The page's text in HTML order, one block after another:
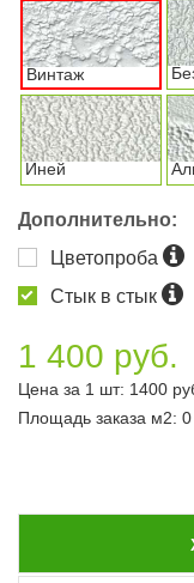
Винтаж
Иней
Дополнительно:
Цветопроба
Стык в стык
1 400 руб.
Цена за 1 шт: 1400
Площадь заказа м2: 0